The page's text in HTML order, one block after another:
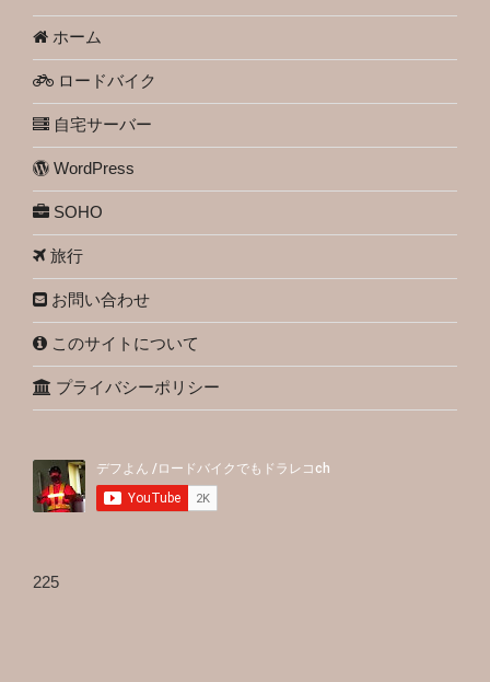
ホーム
ロードバイク
自宅サーバー
WordPress
SOHO
旅行
お問い合わせ
このサイトについて
プライバシーポリシー
225